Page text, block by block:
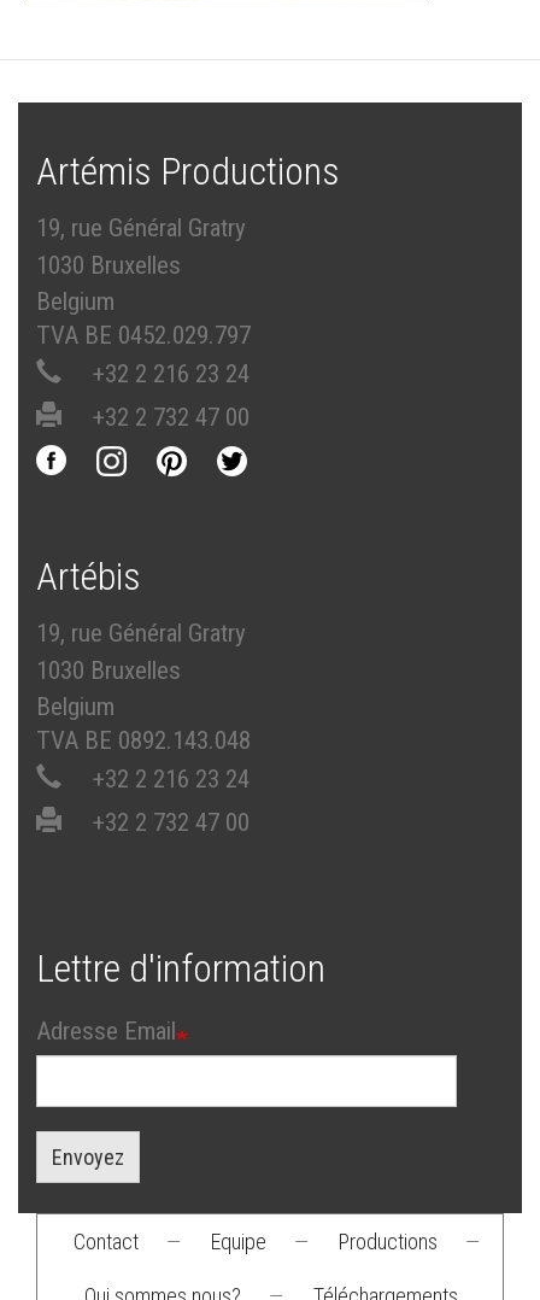
Artémis Productions
19, rue Général Gratry
1030 Bruxelles
Belgium
TVA BE 0452.029.797
+32 2 216 23 24
+32 2 732 47 00
Artébis
19, rue Général Gratry
1030 Bruxelles
Belgium
TVA BE 0892.143.048
+32 2 216 23 24
+32 2 732 47 00
Lettre d'information
Adresse Email
Envoyez
Footer
Contact — Equipe — Productions —